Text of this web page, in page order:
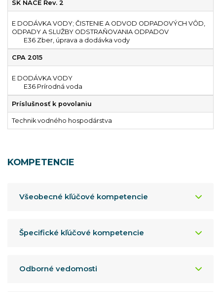
SK NACE Rev. 2
E DODÁVKA VODY; ČISTENIE A ODVOD ODPADOVÝCH VÔD,
ODPADY A SLUŽBY ODSTRAŇOVANIA ODPADOV
E36 Zber, úprava a dodávka vody
CPA 2015
E DODÁVKA VODY
E36 Prírodná voda
Príslušnosť k povolaniu
Technik vodného hospodárstva
KOMPETENCIE
Všeobecné kľúčové kompetencie
Špecifické kľúčové kompetencie
Odborné vedomosti